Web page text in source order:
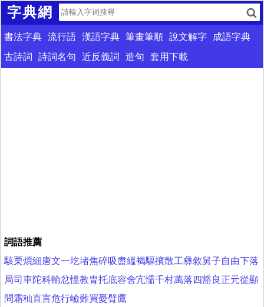
字典網
書法字典 流行語 漢語字典 筆畫筆順 說文解字
成語字典
古詩詞
詩詞名句 近反義詞 造句 套用下載
詞語推薦
駭栗煩細唐文一圪堵焦碎吸盡縕褐驅擯散工彝敘舅子自由下落
局司 車陀科輸忿慍教胄托底容舍宂懦千村萬落 四豁良正元從顯
問霜秈直言危行嶮難買憂臂鷹